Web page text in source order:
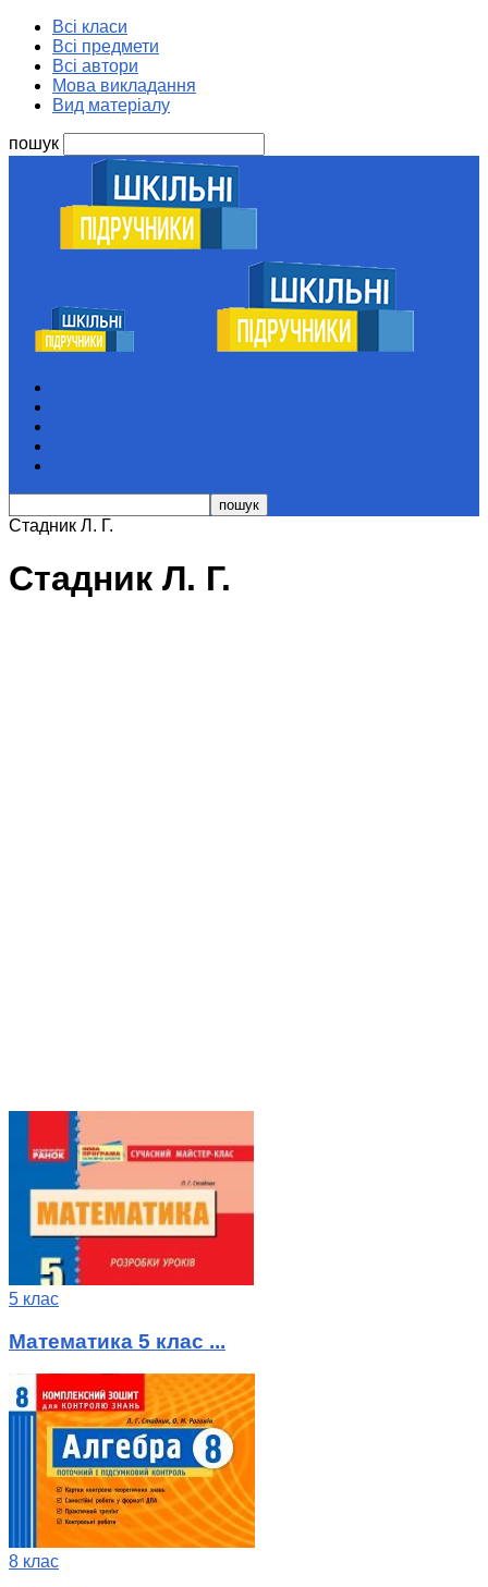
Всі класи
Всі предмети
Всі автори
Мова викладання
Вид матеріалу
пошук
Стадник Л. Г.
Стадник Л. Г.
5 клас
Математика 5 клас ...
8 клас